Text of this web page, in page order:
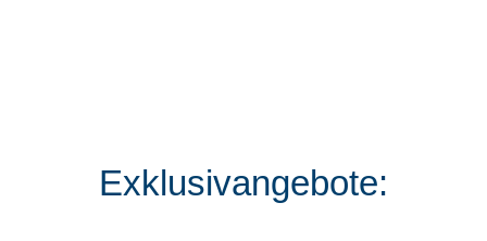
Exklusivangebote: